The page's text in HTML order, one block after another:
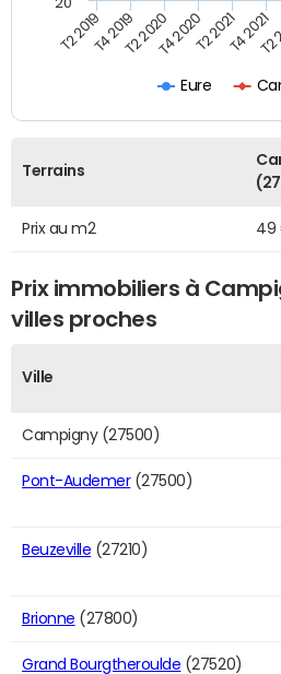
Eure
T2 2019T4 2019T2 2020T4 2020T2 2021T4 2021
Terrains
Prix au m2 49
Prix immobiliers à
villes proches
Ville
Campigny (27500)
Pont-Audemer(27500)
Beuzeville (27210)
Brionne (27800)
Grand Bourgtheroulde (27520)